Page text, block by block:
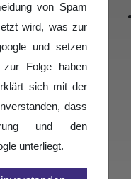
von Spam
wird, was zur
und setzen
Folge haben
sich mit der
dass
und den
unterliegt.